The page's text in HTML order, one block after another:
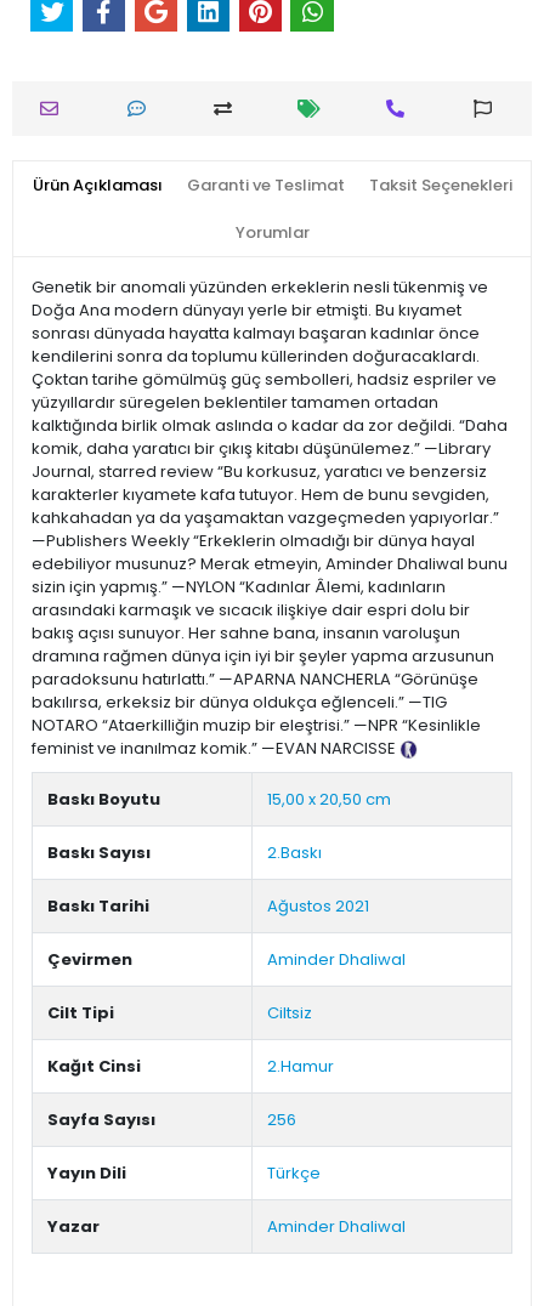
Ürün Açıklaması Garanti ve Teslimat Taksit Seçenekleri
Yorumlar
Genetik bir anomali yüzünden erkeklerin nesli tükenmiş ve
Doğa Ana modern dünyayı yerle bir etmişti. Bu kıyamet
sonrası dünyada hayatta kalmayı başaran kadınlar önce
kendilerini sonra da toplumu küllerinden doğuracaklardı.
Çoktan tarihe gömülmüş güç sembolleri, hadsiz espriler ve
yüzyıllardır süregelen beklentiler tamamen ortadan
kalktığında birlik olmak aslında o kadar da zor değildi. “Daha
komik, daha yaratıcı bir çıkış kitabı düşünülemez.” —Library
Journal, starred review “Bu korkusuz, yaratıcı ve benzersiz
karakterler kıyamete kafa tutuyor. Hem de bunu sevgiden,
kahkahadan ya da yaşamaktan vazgeçmeden yapıyorlar.”
—Publishers Weekly “Erkeklerin olmadığı bir dünya hayal
edebiliyor musunuz? Merak etmeyin, Aminder Dhaliwal bunu
sizin için yapmış.” —NYLON “Kadınlar Âlemi, kadınların
arasındaki karmaşık ve sıcacık ilişkiye dair espri dolu bir
bakış açısı sunuyor. Her sahne bana, insanın varoluşun
dramına rağmen dünya için iyi bir şeyler yapma arzusunun
paradoksunu hatırlattı.” —APARNA NANCHERLA “Görünüşe
bakılırsa, erkeksiz bir dünya oldukça eğlenceli.” —TIG
NOTARO “Ataerkilliğin muzip bir eleştrisi.” —NPR “Kesinlikle
feminist ve inanılmaz komik.” —EVAN NARCISSE
Baskı Boyutu 15,00 x 20,50 cm
Baskı Sayısı 2.Baskı
Baskı Tarihi Ağustos 2021
Çevirmen Aminder Dhaliwal
Cilt Tipi Ciltsiz
Kağıt Cinsi 2.Hamur
Sayfa Sayısı 256
Yayın Dili Türkçe
Yazar Aminder Dhaliwal